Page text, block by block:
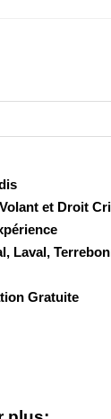
et Droit
Laval,
Gratuite